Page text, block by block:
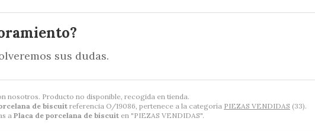
nosotros. Producto no disponible, recogida en tienda.
de biscuit referencia O/19086, pertenece a la categoría PIEZAS VENDIDAS (33).
a Placa de porcelana de biscuit en "PIEZAS VENDIDAS".
sus dudas.